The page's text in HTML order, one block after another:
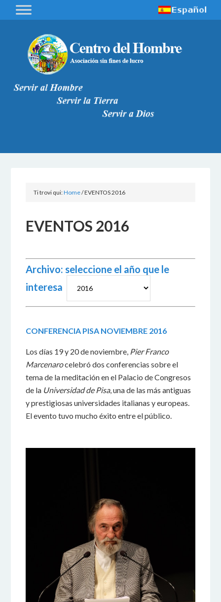
Ti trovi qui:Home/EVENTOS 2016
EVENTOS 2016
Archivo: seleccione el año que le
interesa
CONFERENCIA PISA NOVIEMBRE 2016
Los días 19 y 20 de noviembre, Pier Franco
Marcenarocelebró dos conferencias sobre el
tema de la meditación en el Palacio de Congresos
de la Universidad de Pisa, una de las más antiguas
y prestigiosas universidades italianas y europeas.
El evento tuvo mucho éxito entre el público.